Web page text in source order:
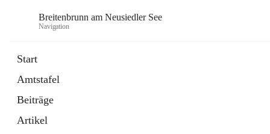
Breitenbrunn am Neusiedler See
Navigation
Start
Amtstafel
Beiträge
Artikel